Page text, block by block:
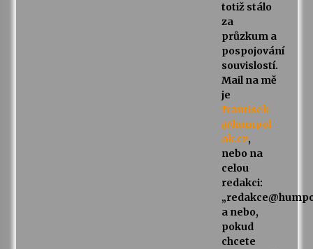
totiž stálo
za
průzkum a
pospojování
souvislostí.
Mail na mě
je
frantisek
@humpol
ak.cz,
nebo na
celou
redakci:
a nebo,
pokud
chcete